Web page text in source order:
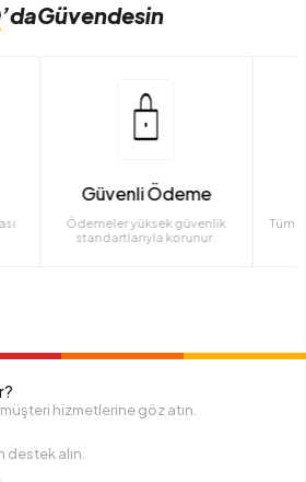
serbest oyun aktiviteleri
etkinliğe
vebingo.com’da satılan oyuncak
Keşfet
ve dikkat becerisini
oluşan oyuncaklarla basit
’daGüvendesin
Güvenli Ödeme
Ödemeler yüksek güvenlik
standartlarıyla korunur.
Tüm
hizmetlerine göz atın.
destek alın.